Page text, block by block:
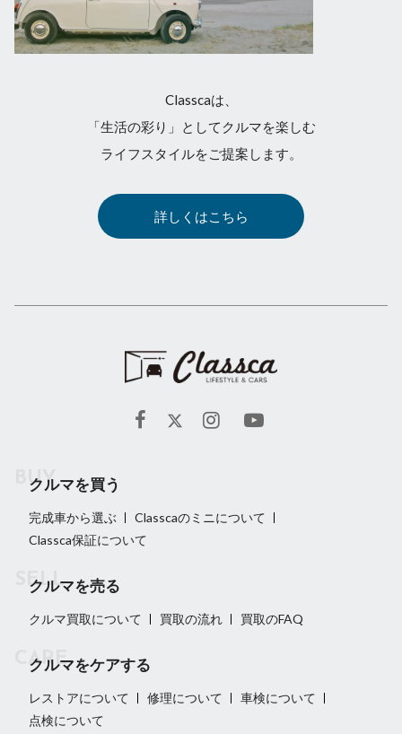
Classcaは、
「生活の彩り」としてクルマを楽しむ
ライフスタイルをご提案します。
詳しくはこちら
クルマを買う
完成車から選ぶ
Classcaのミニについて
Classca保証について
クルマを売る
クルマ買取について 買取の流れ 買取のFAQ
クルマをケアする
レストアについて 修理について
車検について
点検について